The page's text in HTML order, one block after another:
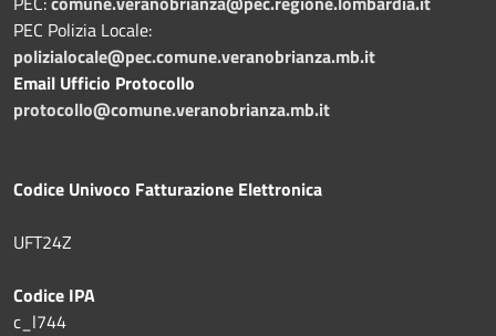
PEC Polizia Locale:
polizialocale@pec.comune.veranobrianza.mb.it
Email Ufficio Protocollo
protocollo@comune.veranobrianza.mb.it
Codice Univoco Fatturazione Elettronica
UFT24Z
Codice IPA
c_l744